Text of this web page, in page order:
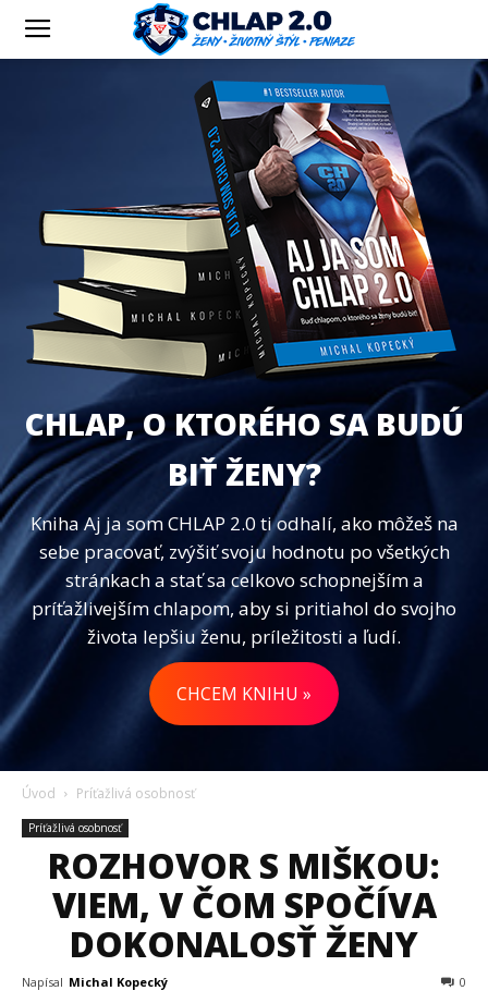
CHLAP, O KTORÉHO SA BUDÚ
BIŤ ŽENY?
Kniha Aj ja som CHLAP 2.0 ti odhalí, ako môžeš na
sebe pracovať, zvýšiť svoju hodnotu po všetkých
stránkach a stať sa celkovo schopnejším a
príťažlivejším chlapom, aby si pritiahol do svojho
života lepšiu ženu, príležitosti a ľudí.
CHCEM KNIHU »
Úvod Príťažlivá osobnosť
Príťažlivá osobnosť
ROZHOVOR S MIŠKOU:
VIEM, V ČOM SPOČÍVA
DOKONALOSŤ ŽENY
Napísal Michal Kopecký 0